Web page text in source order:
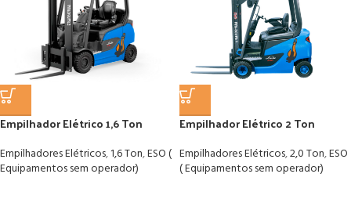
Empilhador Elétrico 1,6 Ton
Empilhadores Elétricos,1,6 Ton,ESO (
Equipamentos sem operador)
Empilhador Elétrico 2 Ton
Empilhadores Elétricos,2,0 Ton,ESO
( Equipamentos sem operador)